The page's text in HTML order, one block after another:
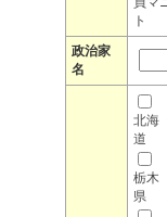
ト
政治家
名
北海
道
栃木
県